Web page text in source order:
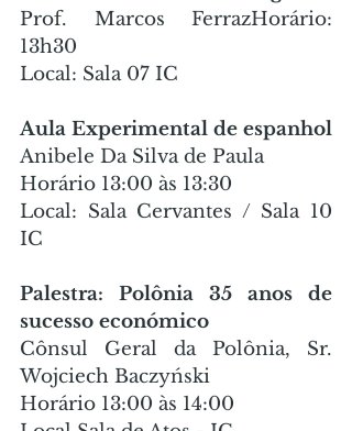
Prof. Marcos FerrazHorário:
13h30
Local: Sala 07 IC
Aula Experimental de espanhol
Anibele Da Silva de Paula
Horário 13:00 às 13:30
Local: Sala Cervantes / Sala 10
IC
Palestra: Polônia 35 anos de
sucesso económico
Cônsul Geral da Polônia, Sr.
Wojciech Baczyński
Horário 13:00 às 14:00